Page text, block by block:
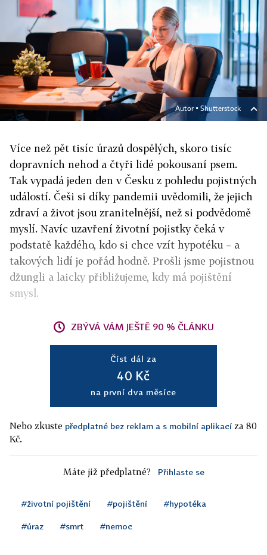
Autor ▪ Shutterstock
Více než pět tisíc úrazů dospělých, skoro tisíc
dopravních nehod a čtyři lidé pokousaní psem.
Tak vypadá jeden den v Česku z pohledu pojistných
událostí. Češi si díky pandemii uvědomili, že jejich
zdraví a život jsou zranitelnější, než si podvědomě
myslí. Navíc uzavření životní pojistky čeká v
podstatě každého, kdo si chce vzít hypotéku – a
takových lidí je pořád hodně. Prošli jsme pojistnou
džungli a laicky přibližujeme, kdy má pojištění
smysl.
ZBÝVÁ VÁM JEŠTĚ 90 % ČLÁNKU
Číst dál za
40 Kč
na první dva měsíce
Nebo zkuste předplatné bez reklam a s mobilní aplikací za 80
Kč.
Máte již předplatné? Přihlaste se
#životní pojištění #pojištění #hypotéka
#úraz #smrt #nemoc